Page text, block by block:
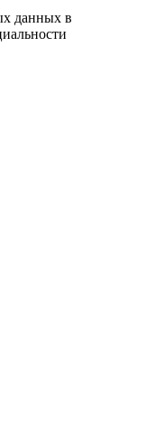
данных в